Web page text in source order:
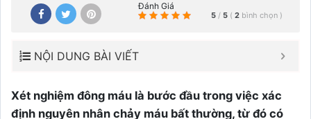
Đánh Giá
5 / 5 ( 2 bình chọn )
NỘI DUNG BÀI VIẾT
Xét nghiệm đông máu là bước đầu trong việc xác
định nguyên nhân chảy máu bất thường, từ đó có